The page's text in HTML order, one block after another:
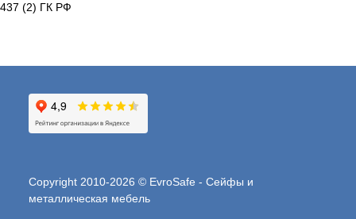
437 (2) ГК РФ
Copyright 2010-2026 © EvroSafe - Сейфы и
металлическая мебель